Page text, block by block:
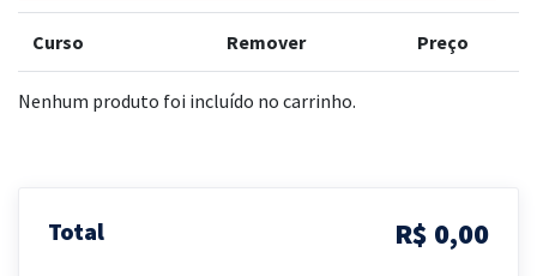
Curso Remover Preço
Nenhum produto foi incluído no carrinho.
Total R$ 0,00